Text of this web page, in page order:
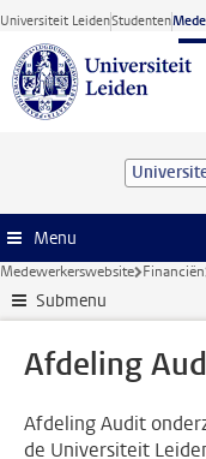
Ga direct naar de
Universiteit LeidenStudenten
Menu
Medewerkerswebsite Financiën
Submenu
Afdeling
Afdeling Audit
de Universiteit